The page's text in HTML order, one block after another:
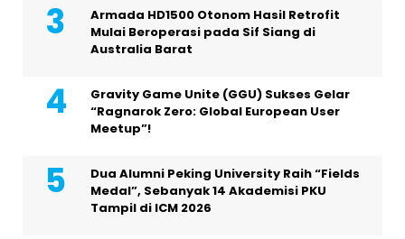
Armada HD1500 Otonom Hasil Retrofit
Mulai Beroperasi pada Sif Siang di
Australia Barat
Gravity Game Unite (GGU) Sukses Gelar
“Ragnarok Zero: Global European User
Meetup”!
Dua Alumni Peking University Raih “Fields
Medal”, Sebanyak 14 Akademisi PKU
Tampil di ICM 2026